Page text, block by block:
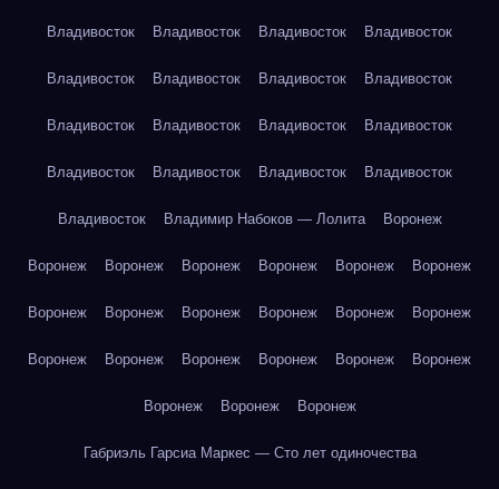
Владивосток Владивосток Владивосток Владивосток
Владивосток Владивосток Владивосток Владивосток
Владивосток Владивосток Владивосток Владивосток
Владивосток Владивосток Владивосток Владивосток
Владивосток Владимир Набоков — Лолита Воронеж
Воронеж Воронеж Воронеж Воронеж Воронеж Воронеж
Воронеж Воронеж Воронеж Воронеж Воронеж Воронеж
Воронеж Воронеж Воронеж Воронеж Воронеж Воронеж
Воронеж Воронеж Воронеж
Габриэль Гарсиа Маркес — Сто лет одиночества